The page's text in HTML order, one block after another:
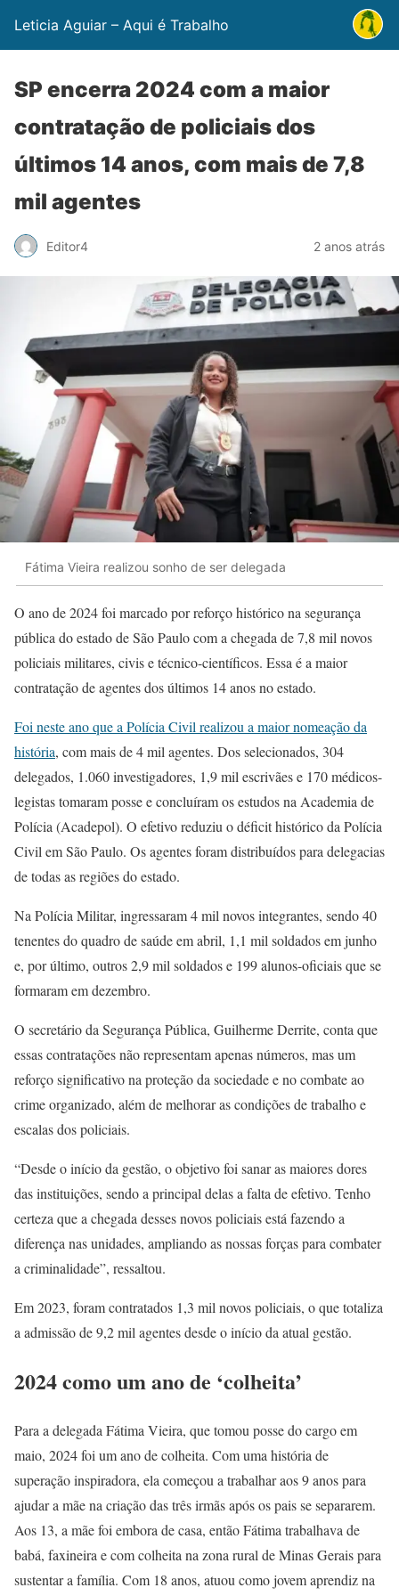
Leticia Aguiar – Aqui é Trabalho
SP encerra 2024 com a maior
contratação de policiais dos
últimos 14 anos, com mais de 7,8
mil agentes
Editor4 2 anos atrás
Fátima Vieira realizou sonho de ser delegada
O ano de 2024 foi marcado por reforço histórico na segurança
pública do estado de São Paulo com a chegada de 7,8 mil novos
policiais militares, civis e técnico-científicos. Essa é a maior
contratação de agentes dos últimos 14 anos no estado.
Foi neste ano que a Polícia Civil realizou a maior nomeação da
história, com mais de 4 mil agentes. Dos selecionados, 304
delegados, 1.060 investigadores, 1,9 mil escrivães e 170 médicos-
legistas tomaram posse e concluíram os estudos na Academia de
Polícia (Acadepol). O efetivo reduziu o déficit histórico da Polícia
Civil em São Paulo. Os agentes foram distribuídos para delegacias
de todas as regiões do estado.
Na Polícia Militar, ingressaram 4 mil novos integrantes, sendo 40
tenentes do quadro de saúde em abril, 1,1 mil soldados em junho
e, por último, outros 2,9 mil soldados e 199 alunos-oficiais que se
formaram em dezembro.
O secretário da Segurança Pública, Guilherme Derrite, conta que
essas contratações não representam apenas números, mas um
reforço significativo na proteção da sociedade e no combate ao
crime organizado, além de melhorar as condições de trabalho e
escalas dos policiais.
“Desde o início da gestão, o objetivo foi sanar as maiores dores
das instituições, sendo a principal delas a falta de efetivo. Tenho
certeza que a chegada desses novos policiais está fazendo a
diferença nas unidades, ampliando as nossas forças para combater
a criminalidade”, ressaltou.
Em 2023, foram contratados 1,3 mil novos policiais, o que totaliza
a admissão de 9,2 mil agentes desde o início da atual gestão.
2024 como um ano de ‘colheita’
Para a delegada Fátima Vieira, que tomou posse do cargo em
maio, 2024 foi um ano de colheita. Com uma história de
superação inspiradora, ela começou a trabalhar aos 9 anos para
ajudar a mãe na criação das três irmãs após os pais se separarem.
Aos 13, a mãe foi embora de casa, então Fátima trabalhava de
babá, faxineira e com colheita na zona rural de Minas Gerais para
sustentar a família. Com 18 anos, atuou como jovem aprendiz na